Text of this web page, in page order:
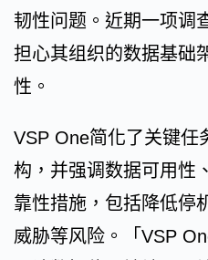
韧性问题。近期一项调
担心其组织的数据基础
性。
VSP One简化了关键任
构，并强调数据可用性
靠性措施，包括降低停
威胁等风险。「VSP